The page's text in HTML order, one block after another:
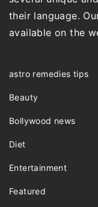
their language.
available on the
astro remedies tips
Beauty
Bollywood news
Diet
Entertainment
Featured